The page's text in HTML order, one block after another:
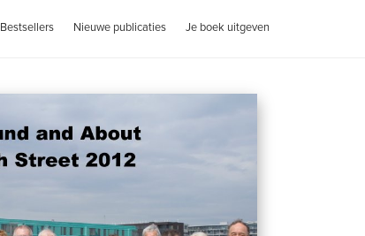
Bestsellers Nieuwe publicaties Je boek uitgeven